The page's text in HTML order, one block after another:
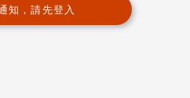
知，請先登入